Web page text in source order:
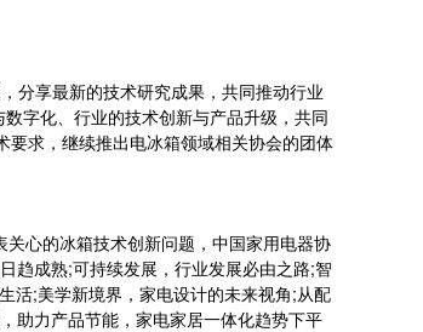
分享最新的技术研究成果，共同推动行业
字化、行业的技术创新与产品升级，共同
求，继续推出电冰箱领域相关协会的团体
心的冰箱技术创新问题，中国家用电器协
趋成熟;可持续发展，行业发展必由之路;智
活;美学新境界，家电设计的未来视角;从配
助力产品节能，家电家居一体化趋势下平